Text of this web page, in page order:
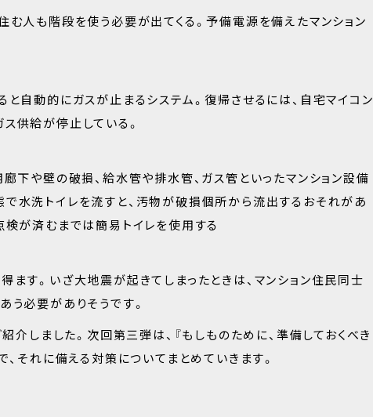
む人も階段を使う必要が出てくる。予備電源を備えたマンション
自動的にガスが止まるシステム。復帰させるには、自宅マイコン
供給が停止している。
下や壁の破損、給水管や排水管、ガス管といったマンション設備
水洗トイレを流すと、汚物が破損個所から流出するおそれがあ
検が済むまでは簡易トイレを使用する
す。いざ大地震が起きてしまったときは、マンション住民同士
う必要がありそうです。
介しました。次回第三弾は、『もしものために、準備しておくべき
、それに備える対策についてまとめていきます。